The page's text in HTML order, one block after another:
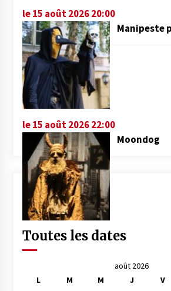
le 15 août 2026 20:00
Manipeste
le 15 août 2026 22:00
Moondog
Toutes les dates
août 2026
L
M M J V